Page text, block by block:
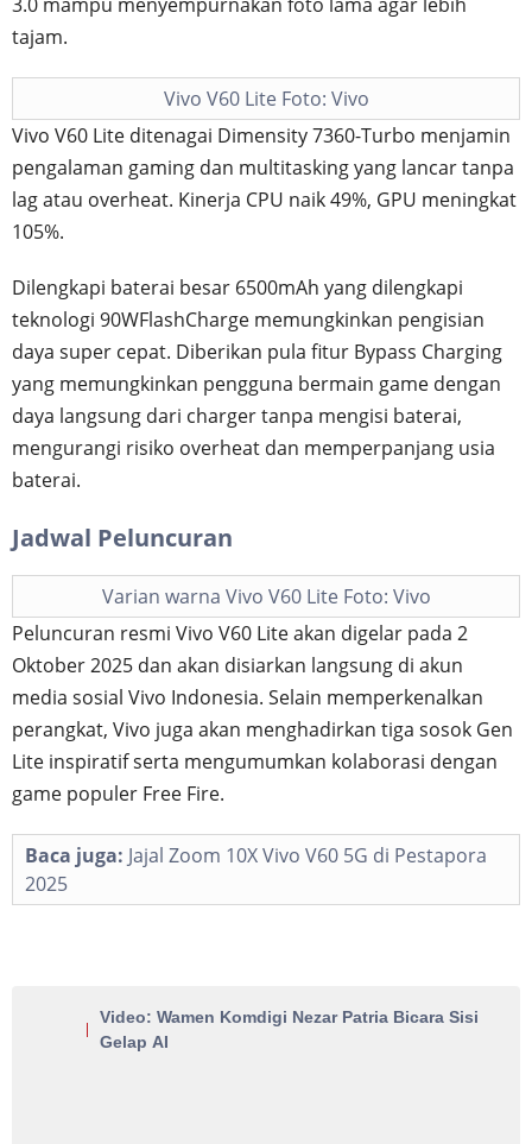
tajam.
Vivo V60 Lite Foto: Vivo
Vivo V60 Lite ditenagai Dimensity 7360-Turbo menjamin
pengalaman gaming dan multitasking yang lancar tanpa
lag atau overheat. Kinerja CPU naik 49%, GPU meningkat
105%.
Dilengkapi baterai besar 6500mAh yang dilengkapi
teknologi 90WFlashCharge memungkinkan pengisian
daya super cepat. Diberikan pula fitur Bypass Charging
yang memungkinkan pengguna bermain game dengan
daya langsung dari charger tanpa mengisi baterai,
mengurangi risiko overheat dan memperpanjang usia
baterai.
Jadwal Peluncuran
Varian warna Vivo V60 Lite Foto: Vivo
Peluncuran resmi Vivo V60 Lite akan digelar pada 2
Oktober 2025 dan akan disiarkan langsung di akun
media sosial Vivo Indonesia. Selain memperkenalkan
perangkat, Vivo juga akan menghadirkan tiga sosok Gen
Lite inspiratif serta mengumumkan kolaborasi dengan
game populer Free Fire.
Baca juga: Jajal Zoom 10X Vivo V60 5G di Pestapora
2025
Video: Wamen Komdigi Nezar Patria Bicara Sisi
Gelap AI